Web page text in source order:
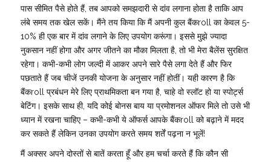
पास सीमित पैसे होते हैं, तब आपको समझदारी से दांव लगाना होता है ताकि आप
लंबे समय तक खेल सकें। मैंने तय किया कि मैं अपनी कुल बैंकroll का केवल 5-
10% ही एक बार में दांव लगाने के लिए उपयोग करूंगा। इससे मुझे ज्यादा
नुकसान नहीं होगा और अगर जीतने का मौका मिलता है, तो भी मेरा बैलेंस सुरक्षित
रहेगा। कभी-कभी लोग जल्दी में आकर अपने सारे पैसे लगा देते हैं और फिर
पछताते हैं जब चीजें उनकी योजना के अनुसार नहीं होतीं। यही कारण है कि
बैंकroll प्रबंधन मेरे लिए प्राथमिकता बन गया है, चाहे वो स्लॉट हो या स्पोर्ट्स
बेटिंग। इसके साथ ही, यदि कोई बोनस बाय या प्रमोशनल ऑफर मिले तो उसे भी
ध्यान में रखना चाहिए – कभी-कभी ये ऑफर्स आपके बैंकroll को बढ़ाने में मदद
कर सकते हैं लेकिन उनका उपयोग करते समय शर्तें पढ़ना न भूलें!
मैं अक्सर अपने दोस्तों से बातें करता हूँ और हम चर्चा करते हैं कि कौन सी